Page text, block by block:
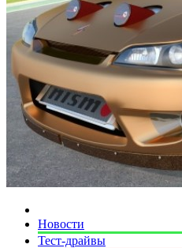
Новости
Тест-драйвы